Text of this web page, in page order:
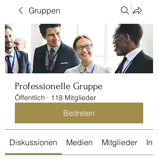
Gruppen
Professionelle Gruppe
Öffentlich · 118 Mitglieder
Beitreten
Diskussionen Medien Mitglieder Info